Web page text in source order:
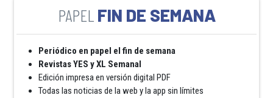
FIN DE SEMANA
Periódico en papel el fin de semana
Revistas YES y XL Semanal
Edición impresa en versión digital PDF
Todas las noticias de la web y la app sin límites